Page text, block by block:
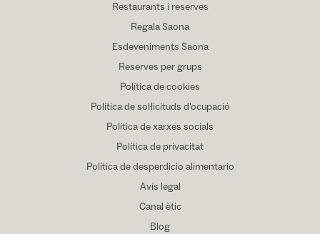
Restaurants i reserves
Regala Saona
Esdeveniments Saona
Reserves per grups
Política de cookies
Política de sol·licituds d'ocupació
Política de xarxes socials
Política de privacitat
Política de desperdicio alimentario
Avís legal
Canal ètic
Blog